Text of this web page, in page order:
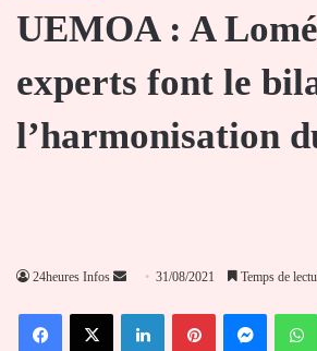
UEMOA : A
experts font le
l’harmonisation
24heures Infos
Envoyer
courriel
31/08/2021 Temps de
FacebookX LinkedinPinterest